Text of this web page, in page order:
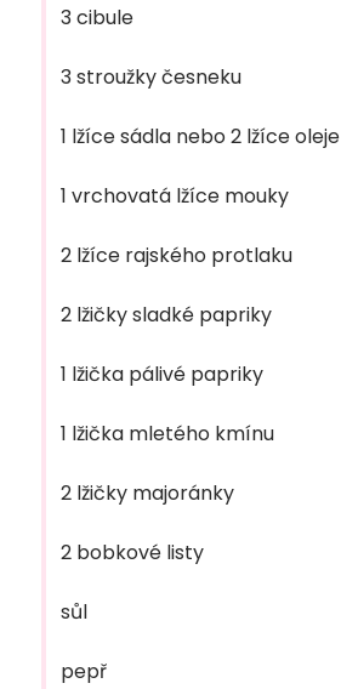
3 cibule
3 stroužky česneku
1 lžíce sádla nebo 2 lžíce oleje
1 vrchovatá lžíce mouky
2 lžíce rajského protlaku
2 lžičky sladké papriky
1 lžička pálivé papriky
1 lžička mletého kmínu
2 lžičky majoránky
2 bobkové listy
sůl
pepř